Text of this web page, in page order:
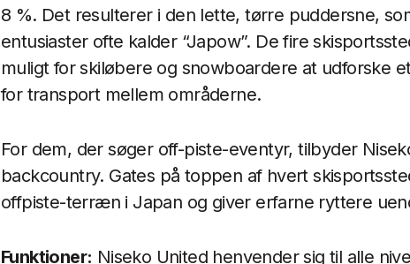
8 %. Det resulterer i den lette, tørre puddersne,
entusiaster ofte kalder “Japow”. De fire
muligt for skiløbere og snowboardere at udforske
for transport mellem områderne.
For dem, der søger off-piste-eventyr, tilbyder
backcountry. Gates på toppen af hvert
offpiste-terræn i Japan og giver erfarne ryttere
Funktioner: Niseko United henvender sig til alle